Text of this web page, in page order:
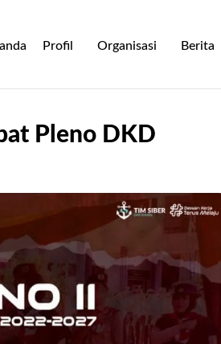
Profil Organisasi Berita
Pleno DKD